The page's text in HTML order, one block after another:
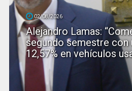
02/08/2026
Alejandro Lamas:
segundo semestre con
12,57% en vehículos